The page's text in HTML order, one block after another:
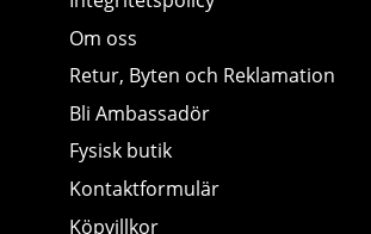
Om oss
Retur, Byten och Reklamation
Bli Ambassadör
Fysisk butik
Kontaktformulär
Köpvillkor